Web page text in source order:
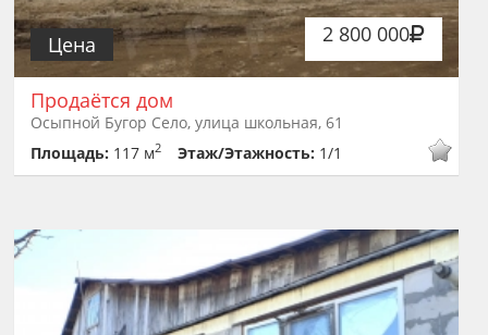
2 800 000
Цена
Продаётся дом
Осыпной Бугор Село, улица школьная, 61
Площадь: 117 м2 Этаж/Этажность: 1/1